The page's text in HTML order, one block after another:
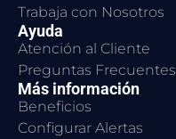
Trabaja con Nosotros
Ayuda
Atención al Cliente
Preguntas Frecuentes
Más información
Beneficios
Configurar Alertas